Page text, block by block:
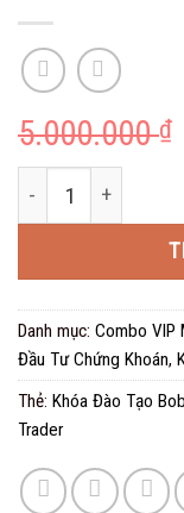
5.000.000₫
Danh mục: Combo VIP
Đầu Tư Chứng Khoán,
Thẻ: Khóa Đào Tạo
Trader